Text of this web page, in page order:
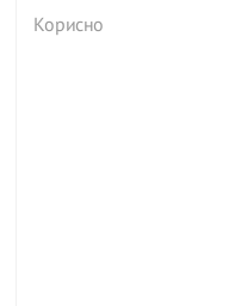
Корисно